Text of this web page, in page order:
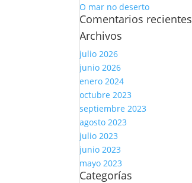
O mar no deserto
Comentarios recientes
Archivos
julio 2026
junio 2026
enero 2024
octubre 2023
septiembre 2023
agosto 2023
julio 2023
junio 2023
mayo 2023
Categorías